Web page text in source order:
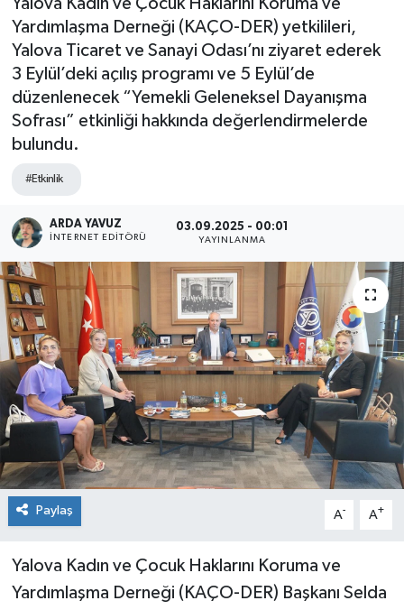
Yardımlaşma Derneği (KAÇO-DER) yetkilileri,
Yalova Ticaret ve Sanayi Odası’nı ziyaret ederek
3 Eylül’deki açılış programı ve 5 Eylül’de
düzenlenecek “Yemekli Geleneksel Dayanışma
Sofrası” etkinliği hakkında değerlendirmelerde
bulundu.
#Etkinlik
ARDA YAVUZ
İNTERNET EDITÖRÜ
03.09.2025 - 00:01
YAYINLANMA
Paylaş A- A+
Yalova Kadın ve Çocuk Haklarını Koruma ve
Yardımlaşma Derneği (KAÇO-DER) Başkanı Selda
SPOR
ULUSAL
İLÇELERİMİZ